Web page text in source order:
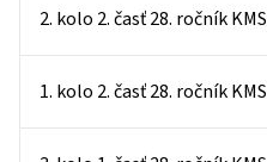
2. kolo 2. časť 28. ročník KMS
1. kolo 2. časť 28. ročník KMS